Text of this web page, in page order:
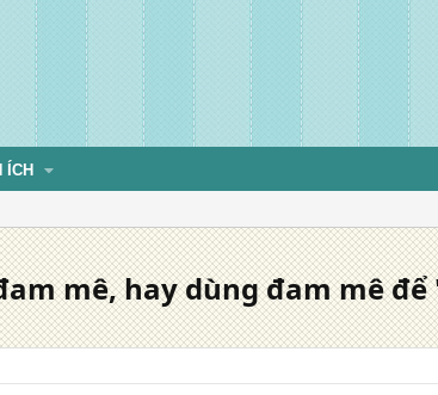
ÍCH
mê, hay dùng đam mê